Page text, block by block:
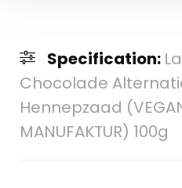
Specification:
Chocolade
Hennepzaad
MANUFAKTUR) 100g